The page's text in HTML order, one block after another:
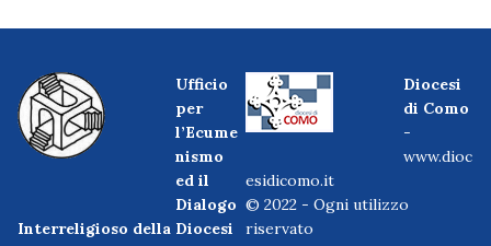
Ufficio
per
l’Ecume
nismo
ed il
Dialogo
Interreligioso della Diocesi
Diocesi
di Como
-
www.dioc
esidicomo.it
© 2022 - Ogni utilizzo
riservato